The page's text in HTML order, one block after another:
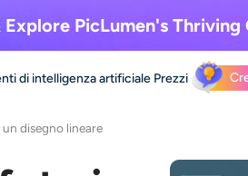
ExplorePicLumen's Thriving
di intelligenza artificiale Prezzi
disegno lineare